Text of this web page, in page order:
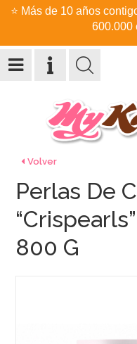
⭐ Más de 10 años
600.000
Volver
Perlas De
800 G